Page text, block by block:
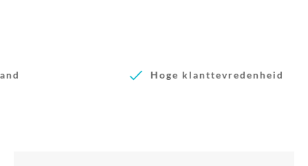
Hoge klanttevredenheid